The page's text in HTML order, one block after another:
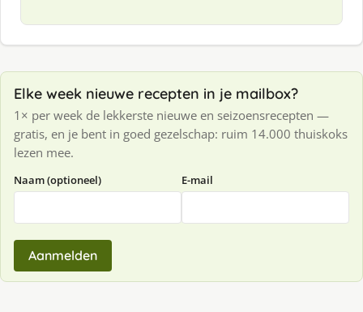
Elke week nieuwe recepten in je mailbox?
1× per week de lekkerste nieuwe en seizoensrecepten —
gratis, en je bent in goed gezelschap: ruim 14.000 thuiskoks
lezen mee.
Naam (optioneel) E-mail
Aanmelden